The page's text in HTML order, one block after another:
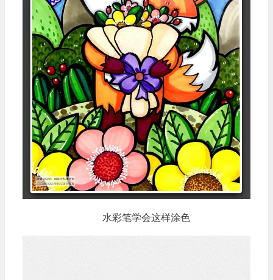
水彩笔学会这样涂色